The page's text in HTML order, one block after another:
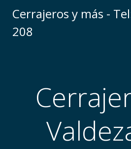
Cerrajeros y más -
208